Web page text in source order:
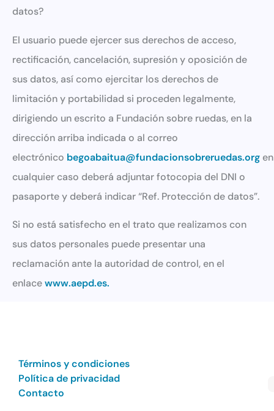
datos?
El usuario puede ejercer sus derechos de acceso,
rectificación, cancelación, supresión y oposición de
sus datos, así como ejercitar los derechos de
limitación y portabilidad si proceden legalmente,
dirigiendo un escrito a Fundación sobre ruedas, en la
dirección arriba indicada o al correo
electrónico begoabaitua@fundacionsobreruedas.org en
cualquier caso deberá adjuntar fotocopia del DNI o
pasaporte y deberá indicar “Ref. Protección de datos”.
Si no está satisfecho en el trato que realizamos con
sus datos personales puede presentar una
reclamación ante la autoridad de control, en el
enlacewww.aepd.es.
Términos y condiciones
Política de privacidad
Contacto